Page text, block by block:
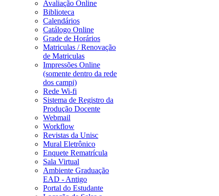
Avaliação Online
Biblioteca
Calendários
Catálogo Online
Grade de Horários
Matriculas / Renovação
de Matriculas
Impressões Online
(somente dentro da rede
dos campi)
Rede Wi-fi
Sistema de Registro da
Produção Docente
Webmail
Workflow
Revistas da Unisc
Mural Eletrônico
Enquete Rematrícula
Sala Virtual
Ambiente Graduação
EAD - Antigo
Portal do Estudante